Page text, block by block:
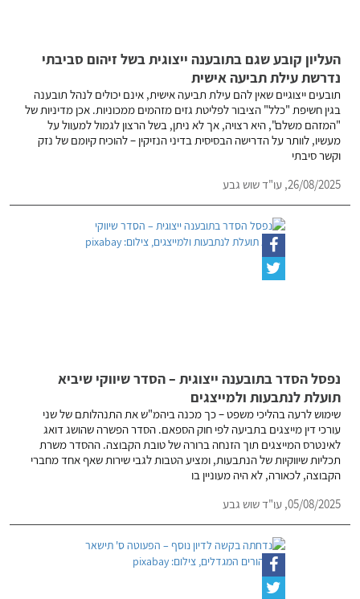
העליון קובע שגם בתובענה ייצוגית בשל זיהום סביבתי
נדרשת עילת תביעה אישית
תובעים ייצוגיים שאין להם עילת תביעה אישית, אינם יכולים לנהל תובענה
בגין חשיפת "כלל" הציבור לפליטת גזים מזהמים ממכוניות. אכן מדיניות של
"המזהם משלם", היא רצויה, אך לא ניתן, בשל הרצון לגמול למעוול על
מעשיו, לוותר על הדרישה הבסיסית בדיני הנזיקין – להוכיח קיומם של נזק
וקשר סיבתי
26/08/2025, עו"ד שוש גבע
נפסל הסדר בתובענה ייצוגית – הסדר שיווקי שיביא
תועלת לנתבעות ולמייצגים
שימוש לרעה בהליכי משפט – כך מכנה ביהמ"ש את התנהלותם של שני
עורכי דין מייצגים בתביעה לפי חוק הספאם. הסדר הפשרה שהושג דואג
לאינטרס המייצגים תוך הזנחה ברורה של טובת הקבוצה. ההסדר משרת
תכליות שיווקיות של הנתבעות, ומציע הטבות לגבי שירות שאף אחד מחברי
הקבוצה, לכאורה, לא היה מעוניין בו
05/08/2025, עו"ד שוש גבע